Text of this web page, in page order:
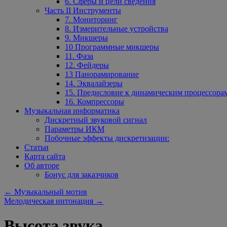
Часть II Инструменты
7. Мониторинг
8. Измерительные устройства
9. Микшеры
10 Программные микшеры
11. Фаза
12. Фейдеры
13 Панорамирование
14. Эквалайзеры
15. Предисловие к динамическим
16. Компрессоры
Музыкальная информатика
Дискретный звуковой сигнал
Параметры ИКМ
Побочные эффекты дискретизации:
Статьи
Карта сайта
Об авторе
Бонус для заказчиков
← Музыкальный мотив
Мелодическая интонация →